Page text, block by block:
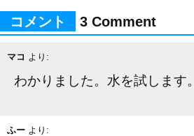
コメント 3 Comment
マコ より:
わかりました。水を試します。
ふー より: